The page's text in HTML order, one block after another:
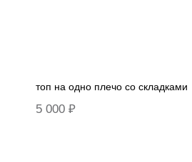
топ на одно плечо со складками
5 000 ₽